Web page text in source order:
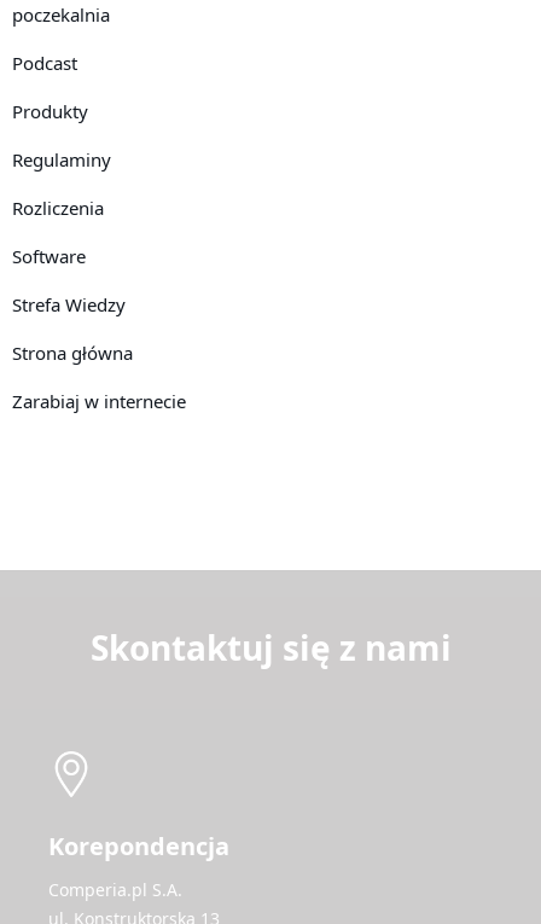
poczekalnia
Podcast
Produkty
Regulaminy
Rozliczenia
Software
Strefa Wiedzy
Strona główna
Zarabiaj w internecie
Skontaktuj się z nami
Korepondencja
Comperia.pl S.A.
ul. Konstruktorska 13